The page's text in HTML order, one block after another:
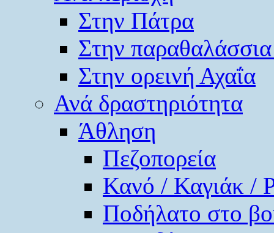
Στην Πάτρα
Στην
Στην ορεινή Αχαΐα
Ανά δραστηριότητα
Άθληση
Πεζοπορεία
Κανό / Καγιάκ /
Ποδήλατο στο